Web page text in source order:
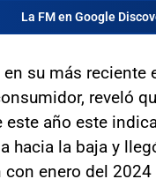
La FM en Google
su más reciente
reveló
este año este
hacia la baja y
enero del